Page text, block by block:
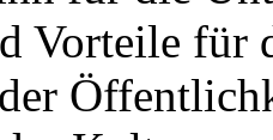
Vorteile für